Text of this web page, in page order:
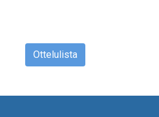
Ottelulista